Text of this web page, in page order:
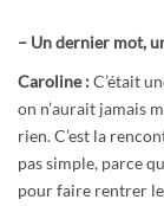
– Un dernier mot,
Caroline :C’était
on n’aurait jamais
rien. C’est la
pas simple, parce
pour faire rentrer